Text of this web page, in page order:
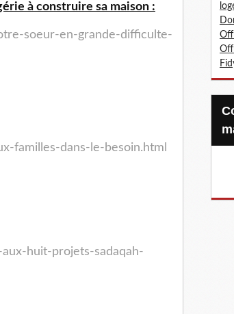
à construire sa maison :
soeur-en-grande-difficulte-
familles-dans-le-besoin.html
huit-projets-sadaqah-
Confiez-nous votre Zakat-al-